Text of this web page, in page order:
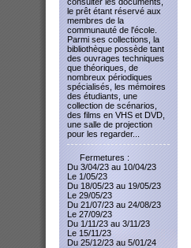
le prêt étant réservé aux
membres de la
communauté de l'école.
Parmi ses collections, la
bibliothèque possède tant
des ouvrages techniques
que théoriques, de
nombreux périodiques
spécialisés, les mémoires
des étudiants, une
collection de scénarios,
des films en VHS et DVD,
une salle de projection
pour les regarder...
Fermetures :
Du 3/04/23 au 10/04/23
Le 1/05/23
Du 18/05/23 au 19/05/23
Le 29/05/23
Du 21/07/23 au 24/08/23
Le 27/09/23
Du 1/11/23 au 3/11/23
Le 15/11/23
Du 25/12/23 au 5/01/24